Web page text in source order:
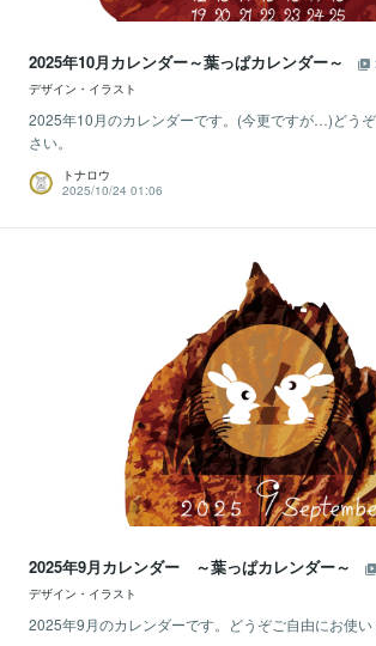
2025年10月カレンダー～葉っぱカレンダー～
デザイン・イラスト
2025年10月のカレンダーです。(今更ですが…)どう
さい。
トナロウ
2025/10/24 01:06
2025年9月カレンダー ～葉っぱカレンダー～
デザイン・イラスト
2025年9月のカレンダーです。どうぞご自由にお使い